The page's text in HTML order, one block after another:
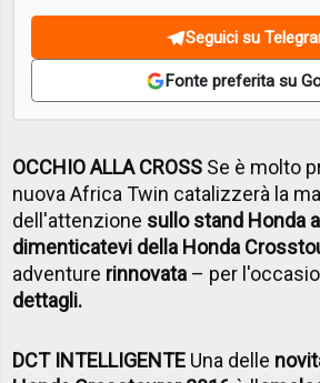
Seguici su
Fonte preferita su
OCCHIO ALLA CROSS Se è molto
nuova Africa Twin catalizzerà la
dell'attenzione sullo stand Honda
dimenticatevi della Honda
adventure rinnovata – per
dettagli.
DCT INTELLIGENTE Una delle